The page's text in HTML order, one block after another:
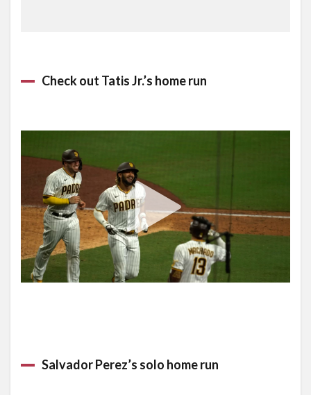
Check out Tatis Jr.’s home run
Salvador Perez’s solo home run